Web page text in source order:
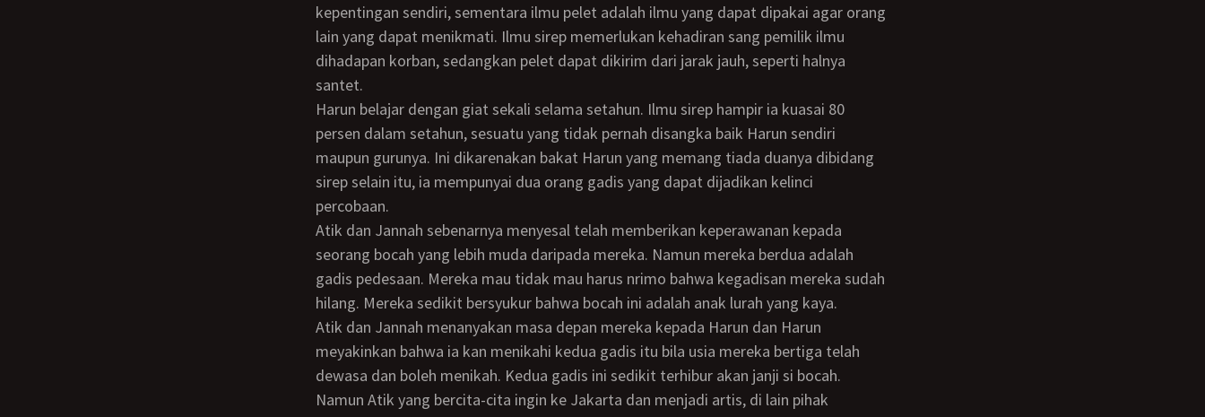
kepentingan sendiri, sementara ilmu pelet adalah ilmu yang dapat dipakai agar orang
lain yang dapat menikmati. Ilmu sirep memerlukan kehadiran sang pemilik ilmu
dihadapan korban, sedangkan pelet dapat dikirim dari jarak jauh, seperti halnya
santet.
Harun belajar dengan giat sekali selama setahun. Ilmu sirep hampir ia kuasai 80
persen dalam setahun, sesuatu yang tidak pernah disangka baik Harun sendiri
maupun gurunya. Ini dikarenakan bakat Harun yang memang tiada duanya dibidang
sirep selain itu, ia mempunyai dua orang gadis yang dapat dijadikan kelinci
percobaan.
Atik dan Jannah sebenarnya menyesal telah memberikan keperawanan kepada
seorang bocah yang lebih muda daripada mereka. Namun mereka berdua adalah
gadis pedesaan. Mereka mau tidak mau harus nrimo bahwa kegadisan mereka sudah
hilang. Mereka sedikit bersyukur bahwa bocah ini adalah anak lurah yang kaya.
Atik dan Jannah menanyakan masa depan mereka kepada Harun dan Harun
meyakinkan bahwa ia kan menikahi kedua gadis itu bila usia mereka bertiga telah
dewasa dan boleh menikah. Kedua gadis ini sedikit terhibur akan janji si bocah.
Namun Atik yang bercita-cita ingin ke Jakarta dan menjadi artis, di lain pihak